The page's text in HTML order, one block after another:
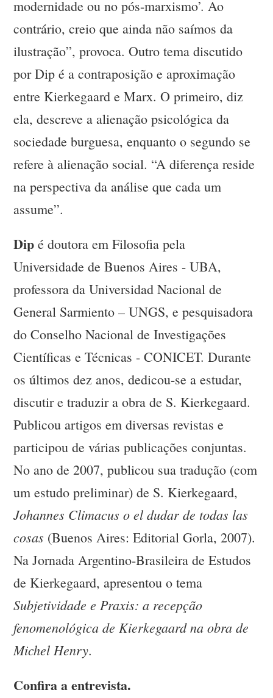
modernidade ou no pós-marxismo’. Ao
contrário, creio que ainda não saímos da
ilustração”, provoca. Outro tema discutido
por Dip é a contraposição e aproximação
entre Kierkegaard e Marx. O primeiro, diz
ela, descreve a alienação psicológica da
sociedade burguesa, enquanto o segundo se
refere à alienação social. “A diferença reside
na perspectiva da análise que cada um
assume”.
Dip é doutora em Filosofia pela
Universidade de Buenos Aires - UBA,
professora da Universidad Nacional de
General Sarmiento – UNGS, e pesquisadora
do Conselho Nacional de Investigações
Científicas e Técnicas - CONICET. Durante
os últimos dez anos, dedicou-se a estudar,
discutir e traduzir a obra de S. Kierkegaard.
Publicou artigos em diversas revistas e
participou de várias publicações conjuntas.
No ano de 2007, publicou sua tradução (com
um estudo preliminar) de S. Kierkegaard,
Johannes Climacus o el dudar de todas las
cosas (Buenos Aires: Editorial Gorla, 2007).
Na Jornada Argentino-Brasileira de Estudos
de Kierkegaard, apresentou o tema
Subjetividade e Praxis: a recepção
fenomenológica de Kierkegaard na obra de
Michel Henry.
Confira a entrevista.